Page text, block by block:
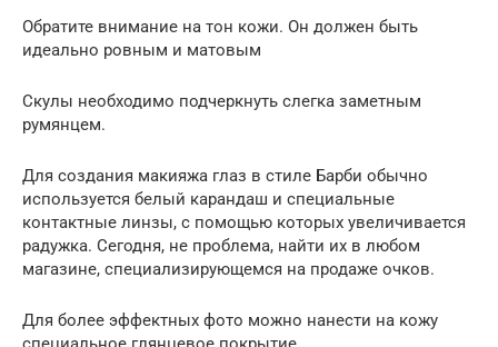
Обратите внимание на тон кожи. Он должен быть
идеально ровным и матовым
Скулы необходимо подчеркнуть слегка заметным
румянцем.
Для создания макияжа глаз в стиле Барби обычно
используется белый карандаш и специальные
контактные линзы, с помощью которых увеличивается
радужка. Сегодня, не проблема, найти их в любом
магазине, специализирующемся на продаже очков.
Для более эффектных фото можно нанести на кожу